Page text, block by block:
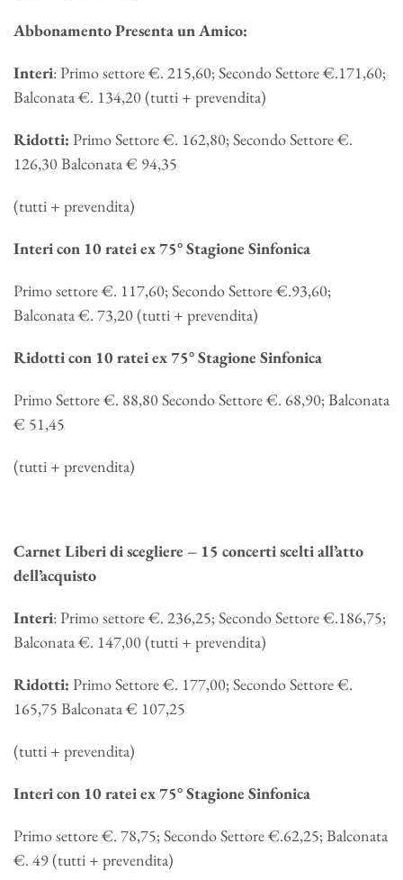
Abbonamento Presenta un Amico:
Interi: Primo settore €. 215,60; Secondo Settore €.171,60;
Balconata €. 134,20 (tutti + prevendita)
Ridotti: Primo Settore €. 162,80; Secondo Settore €.
126,30 Balconata € 94,35
(tutti + prevendita)
Interi con 10 ratei ex 75° Stagione Sinfonica
Primo settore €. 117,60; Secondo Settore €.93,60;
Balconata €. 73,20 (tutti + prevendita)
Ridotti con 10 ratei ex 75° Stagione Sinfonica
Primo Settore €. 88,80 Secondo Settore €. 68,90; Balconata
€ 51,45
(tutti + prevendita)
Carnet Liberi di scegliere – 15 concerti scelti all’atto
dell’acquisto
Interi: Primo settore €. 236,25; Secondo Settore €.186,75;
Balconata €. 147,00 (tutti + prevendita)
Ridotti: Primo Settore €. 177,00; Secondo Settore €.
165,75 Balconata € 107,25
(tutti + prevendita)
Interi con 10 ratei ex 75° Stagione Sinfonica
Primo settore €. 78,75; Secondo Settore €.62,25; Balconata
€. 49 (tutti + prevendita)